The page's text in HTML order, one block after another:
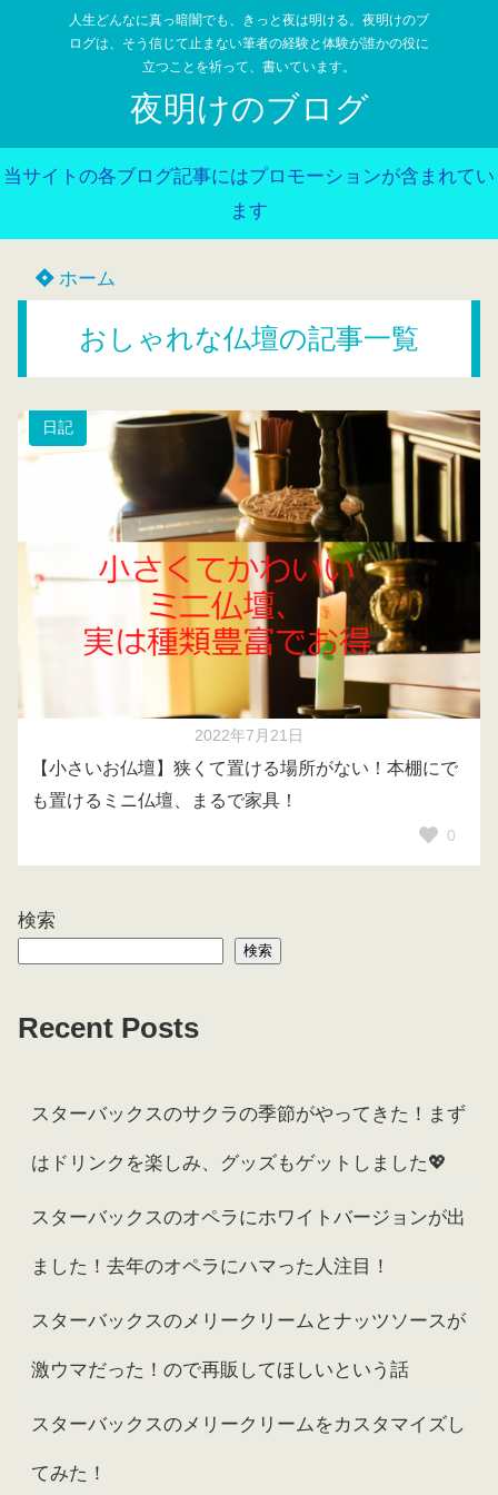
人生どんなに真っ暗闇でも、きっと夜は明ける。夜明けのブ
ログは、そう信じて止まない筆者の経験と体験が誰かの役に
立つことを祈って、書いています。
夜明けのブログ
当サイトの各ブログ記事にはプロモーションが含まれてい
ます
ホーム
おしゃれな仏壇の記事一覧
日記
2022年7月21日
【小さいお仏壇】狭くて置ける場所がない！本棚にで
も置けるミニ仏壇、まるで家具！
0
検索
検索
Recent Posts
スターバックスのサクラの季節がやってきた！まず
はドリンクを楽しみ、グッズもゲットしました💖
スターバックスのオペラにホワイトバージョンが出
ました！去年のオペラにハマった人注目！
スターバックスのメリークリームとナッツソースが
激ウマだった！ので再販してほしいという話
スターバックスのメリークリームをカスタマイズし
てみた！